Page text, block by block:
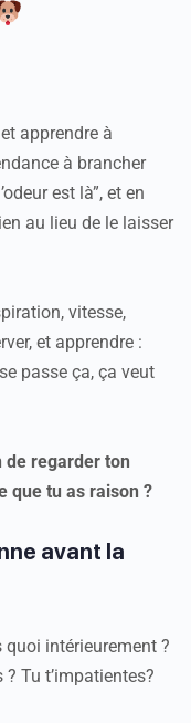
apprendre à
à brancher
est là”, et en
au lieu de le laisser
vitesse,
et apprendre :
passe ça, ça veut
de regarder ton
que tu as raison ?
avant la
intérieurement ?
Tu t’impatientes?